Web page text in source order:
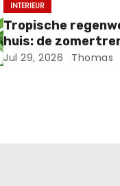
INTERIEUR
Tropische
huis: de
Jul 29, 2026 Thomas